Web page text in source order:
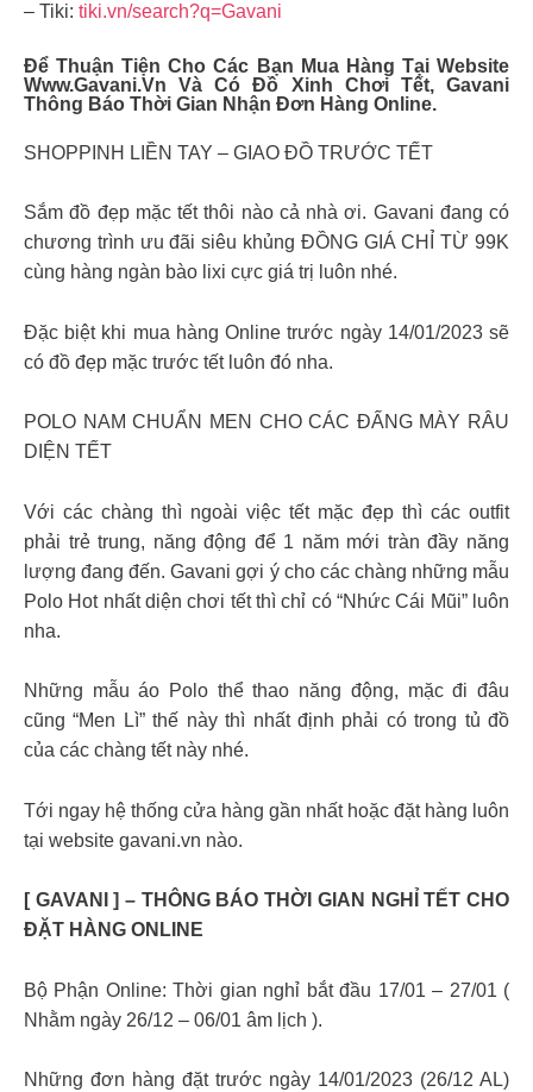
– Tiki: tiki.vn/search?q=Gavani
Để Thuận Tiện Cho Các Bạn Mua Hàng Tại Website
Www.gavani.vn Và Có Đồ Xinh Chơi Tết, Gavani
Thông Báo Thời Gian Nhận Đơn Hàng Online.
SHOPPINH LIỀN TAY – GIAO ĐỒ TRƯỚC TẾT
Sắm đồ đẹp mặc tết thôi nào cả nhà ơi. Gavani đang có
chương trình ưu đãi siêu khủng ĐỒNG GIÁ CHỈ TỪ 99K
cùng hàng ngàn bào lixi cực giá trị luôn nhé.
Đặc biệt khi mua hàng Online trước ngày 14/01/2023 sẽ
có đồ đẹp mặc trước tết luôn đó nha.
POLO NAM CHUẨN MEN CHO CÁC ĐẤNG MÀY RÂU
DIỆN TẾT
Với các chàng thì ngoài việc tết mặc đẹp thì các outfit
phải trẻ trung, năng động để 1 năm mới tràn đầy năng
lượng đang đến. Gavani gợi ý cho các chàng những mẫu
Polo Hot nhất diện chơi tết thì chỉ có “Nhức Cái Mũi” luôn
nha.
Những mẫu áo Polo thể thao năng động, mặc đi đâu
cũng “Men Lì” thế này thì nhất định phải có trong tủ đồ
của các chàng tết này nhé.
Tới ngay hệ thống cửa hàng gần nhất hoặc đặt hàng luôn
tại website gavani.vn nào.
[ GAVANI ] – THÔNG BÁO THỜI GIAN NGHỈ TẾT CHO
ĐẶT HÀNG ONLINE
Bộ Phận Online: Thời gian nghỉ bắt đầu 17/01 – 27/01 (
Nhằm ngày 26/12 – 06/01 âm lịch ).
Những đơn hàng đặt trước ngày 14/01/2023 (26/12 AL)